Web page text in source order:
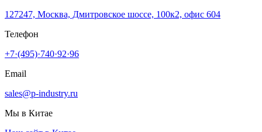
127247, Москва, Дмитровское шоссе, 100к2, офис 604
Телефон
+7·(495)·740·92·96
Email
sales@p-industry.ru
Мы в Китае